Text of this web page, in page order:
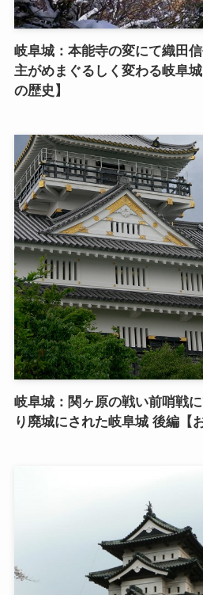
岐阜城：本能寺の変にて織田
主がめまぐるしく変わる岐阜
の歴史】
岐阜城：関ヶ原の戦い前哨戦
り廃城にされた岐阜城 後編【